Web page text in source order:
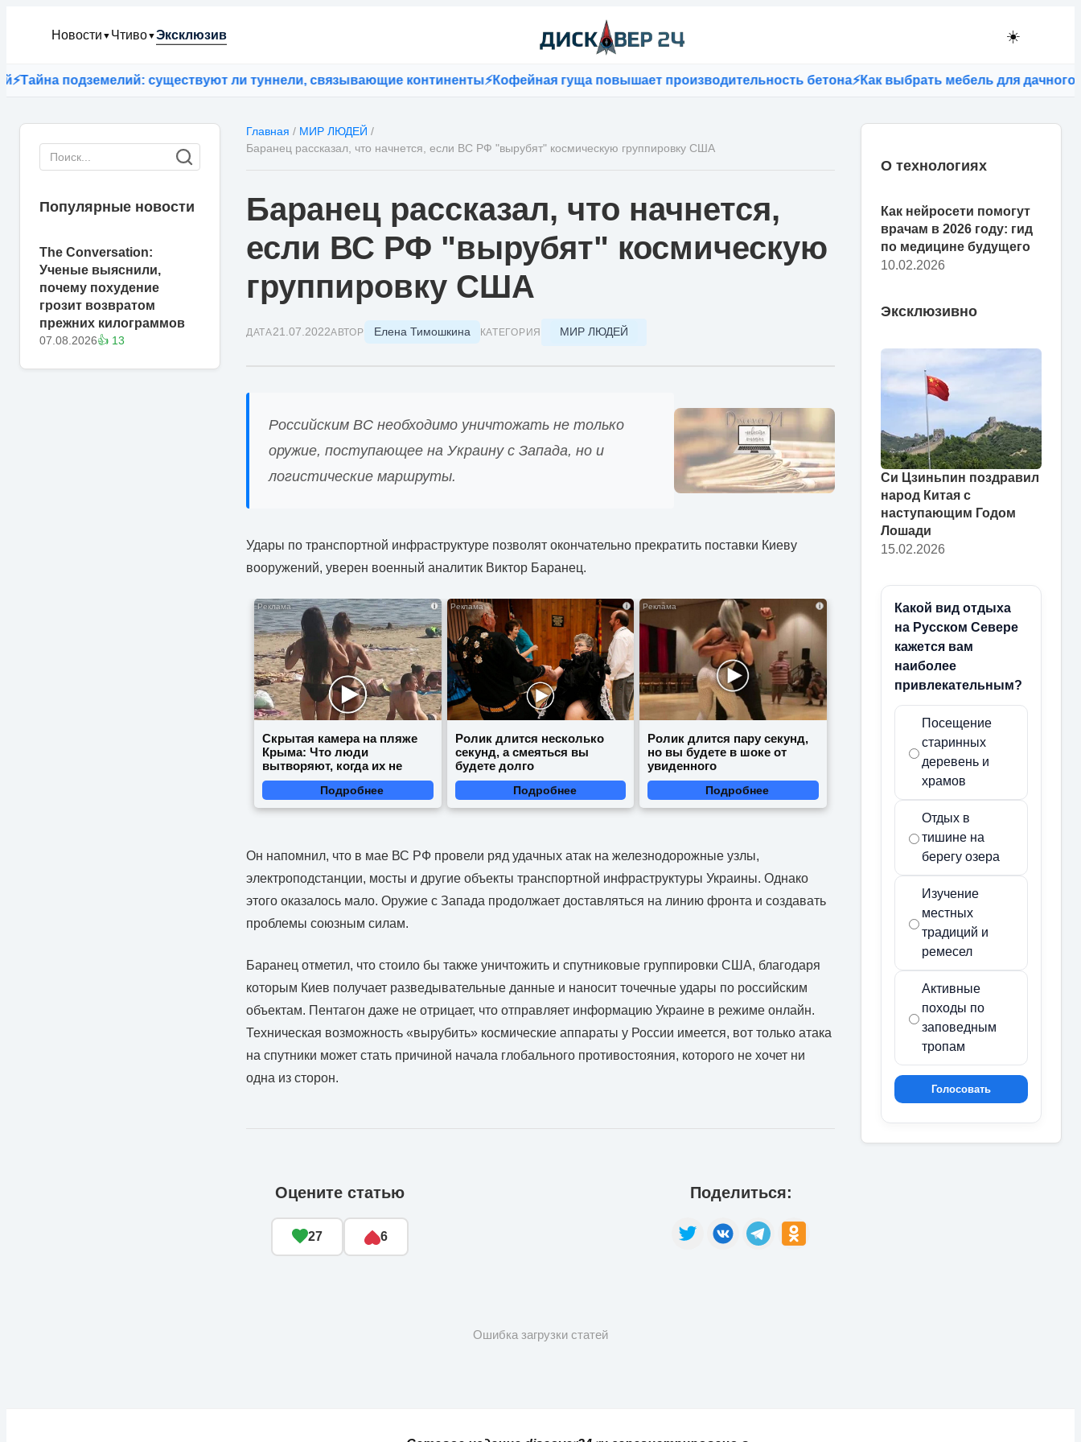
Новости ▼ Чтиво▼Эксклюзив ☀️
подземелий: существуют ли туннели, связывающие континенты⚡Кофейная гуща повышает производительность бетона ⚡Как выбрать мебель для дачного
Популярные новости
The Conversation:
Ученые выяснили,
почему похудение
грозит возвратом
прежних килограммов
07.08.2026👍 13
Главная / МИР ЛЮДЕЙ /
Баранец рассказал, что начнется, если ВС РФ "вырубят" космическую группировку США
Баранец рассказал, что начнется,
если ВС РФ "вырубят" космическую
группировку США
ДАТА21.07.2022АВТОР Елена Тимошкина КАТЕГОРИЯ МИР ЛЮДЕЙ
Российским ВС необходимо уничтожать не только
оружие, поступающее на Украину с Запада, но и
логистические маршруты.
Удары по транспортной инфраструктуре позволят окончательно прекратить поставки Киеву
вооружений, уверен военный аналитик Виктор Баранец.
i
Скрытая камера на пляже
Крыма: Что люди
вытворяют, когда их не
видят...
Подробнее
i
Ролик длится несколько
секунд, а смеяться вы
будете долго
Подробнее
i
Ролик длится пару секунд,
но вы будете в шоке от
увиденного
Подробнее
Он напомнил, что в мае ВС РФ провели ряд удачных атак на железнодорожные узлы,
электроподстанции, мосты и другие объекты транспортной инфраструктуры Украины. Однако
этого оказалось мало. Оружие с Запада продолжает доставляться на линию фронта и создавать
проблемы союзным силам.
Баранец отметил, что стоило бы также уничтожить и спутниковые группировки США, благодаря
которым Киев получает разведывательные данные и наносит точечные удары по российским
объектам. Пентагон даже не отрицает, что отправляет информацию Украине в режиме онлайн.
Техническая возможность «вырубить» космические аппараты у России имеется, вот только атака
на спутники может стать причиной начала глобального противостояния, которого не хочет ни
одна из сторон.
Оцените статью
27 6
Поделиться:
Ошибка загрузки статей
О технологиях
Как нейросети помогут
врачам в 2026 году: гид
по медицине будущего
10.02.2026
Эксклюзивно
Си Цзиньпин поздравил
народ Китая с
наступающим Годом
Лошади
15.02.2026
Какой вид отдыха
на Русском Севере
кажется вам
наиболее
привлекательным?
Посещение
старинных
деревень и
храмов
Отдых в
тишине на
берегу озера
Изучение
местных
традиций и
ремесел
Активные
походы по
заповедным
тропам
Голосовать